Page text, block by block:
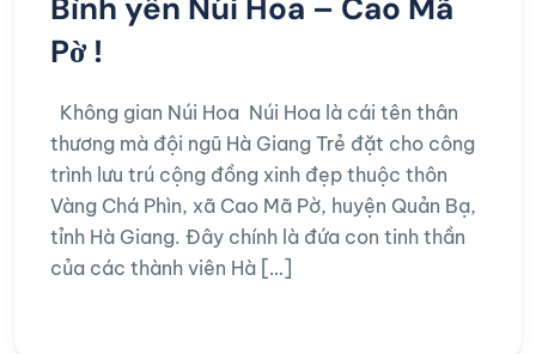
Bình yên Núi Hoa – Cao Mã
Pờ !
Không gian Núi Hoa Núi Hoa là cái tên thân
thương mà đội ngũ Hà Giang Trẻ đặt cho công
trình lưu trú cộng đồng xinh đẹp thuộc thôn
Vàng Chá Phìn, xã Cao Mã Pờ, huyện Quản Bạ,
tỉnh Hà Giang. Đây chính là đứa con tinh thần
của các thành viên Hà […]